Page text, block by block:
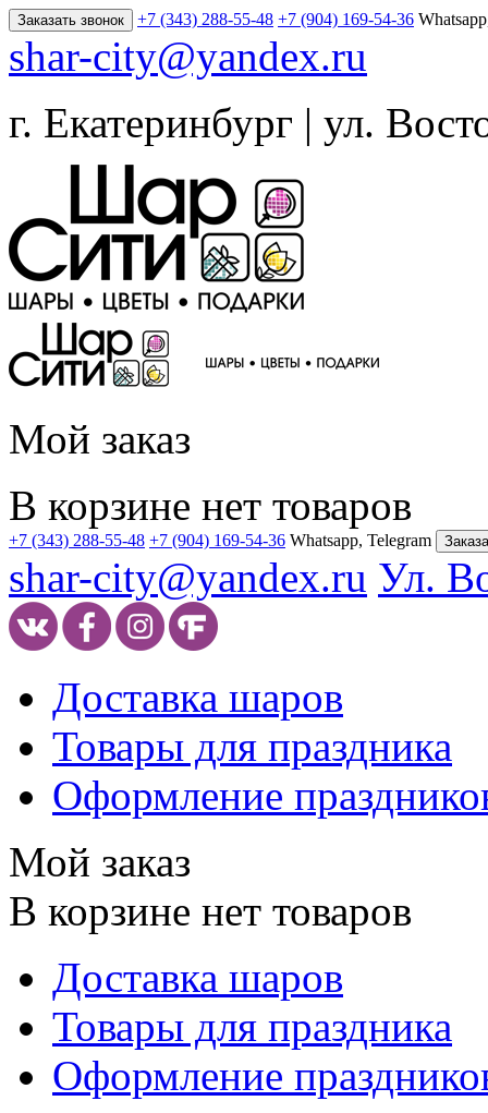
Заказать звонок +7 (343) 288-55-48 +7 (904) 169-54-36
shar-city@yandex.ru
г. Екатеринбург | ул.
Мой заказ
В корзине нет товаров
+7 (343) 288-55-48 +7 (904) 169-54-36 Whatsapp, Telegram
shar-city@yandex.ru Ул.
Доставка шаров
Товары для праздника
Оформление
Мой заказ
В корзине нет товаров
Доставка шаров
Товары для праздника
Оформление